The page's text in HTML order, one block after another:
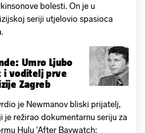
bolesti. On je u
seriji utjelovio spasioca
Umro Ljubo
i voditelj prve
Zagreb
je Newmanov bliski prijatelj,
je režirao dokumentarnu seriju za
Hulu 'After Baywatch: